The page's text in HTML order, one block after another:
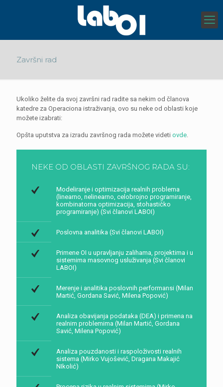
Završni rad
Ukoliko želite da svoj završni rad radite sa nekim od članova
katedre za Operaciona istraživanja, ovo su neke od oblasti koje
možete izabrati:
Opšta uputstva za izradu završnog rada možete videti ovde.
NEKE OD OBLASTI ZAVRŠNOG RADA SU:
Modeliranje i optimizacija realnih problema
(linearno, nelinearno, celobrojno programiranje,
kombinatorna optimizacija, stohastičko
programiranje) (Svi članovi LABOI)
Poslovna analitika (Svi članovi LABOI)
Primene OI u upravljanju zalihama, projektima i u
sistemima masovnog usluživanja (Svi članovi
LABOI)
Merenje i analitika poslovnih performansi (Milan
Martić, Gordana Savić, Milena Popović)
Analiza obavijanja podataka (DEA) i primena na
realnim problemima (Milan Martić, Gordana
Savić, Milena Popović)
Analiza pouzdanosti i raspoloživosti realnih
sistema (Mirko Vujošević, Dragana Makajić
NIkolić)